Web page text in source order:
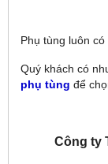
Phụ tùng luôn có
Quý khách có
phụ tùng để
Công ty